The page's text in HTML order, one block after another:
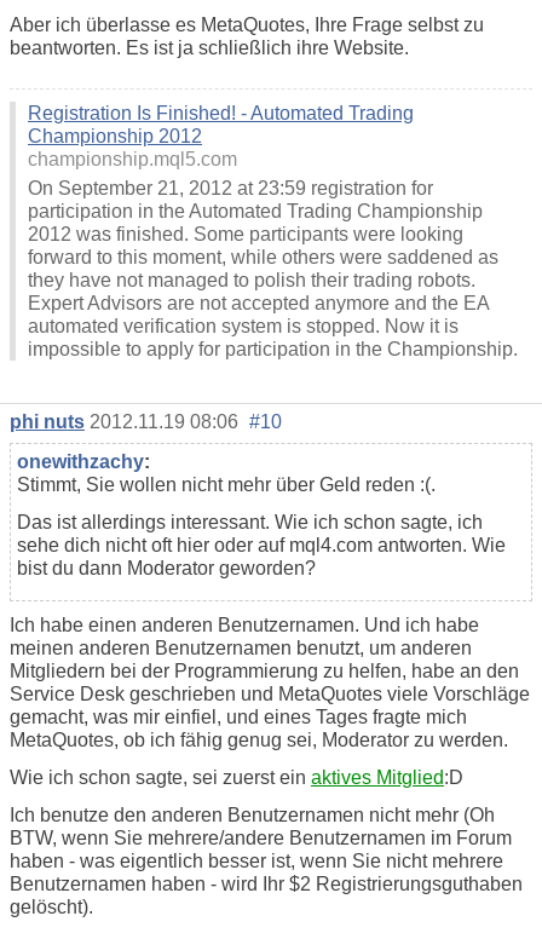
Aber ich überlasse es MetaQuotes, Ihre Frage selbst zu
beantworten. Es ist ja schließlich ihre Website.
Registration Is Finished! - Automated Trading
Championship 2012
championship.mql5.com
On September 21, 2012 at 23:59 registration for
participation in the Automated Trading Championship
2012 was finished. Some participants were looking
forward to this moment, while others were saddened as
they have not managed to polish their trading robots.
Expert Advisors are not accepted anymore and the EA
automated verification system is stopped. Now it is
impossible to apply for participation in the Championship.
phi nuts 2012.11.19 08:06 #10
onewithzachy:
Stimmt, Sie wollen nicht mehr über Geld reden :(.
Das ist allerdings interessant. Wie ich schon sagte, ich
sehe dich nicht oft hier oder auf mql4.com antworten. Wie
bist du dann Moderator geworden?
Ich habe einen anderen Benutzernamen. Und ich habe
meinen anderen Benutzernamen benutzt, um anderen
Mitgliedern bei der Programmierung zu helfen, habe an den
Service Desk geschrieben und MetaQuotes viele Vorschläge
gemacht, was mir einfiel, und eines Tages fragte mich
MetaQuotes, ob ich fähig genug sei, Moderator zu werden.
Wie ich schon sagte, sei zuerst ein aktives Mitglied:D
Ich benutze den anderen Benutzernamen nicht mehr (Oh
BTW, wenn Sie mehrere/andere Benutzernamen im Forum
haben - was eigentlich besser ist, wenn Sie nicht mehrere
Benutzernamen haben - wird Ihr $2 Registrierungsguthaben
gelöscht).